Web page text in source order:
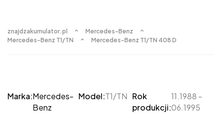
znajdzakumulator.pl
Mercedes-Benz
Mercedes-Benz T1/TN
Mercedes-Benz T1/TN 408 D
Marka:Mercedes-
Benz
Model:T1/TN Rok
produkcji:
11.1988 -
06.1995